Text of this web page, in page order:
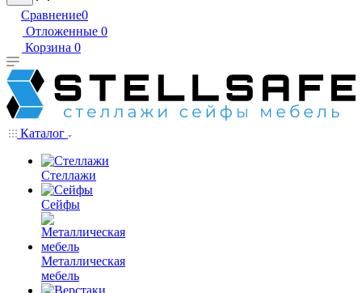
Сравнение0
Отложенные 0
Корзина 0
Каталог
Стеллажи
Сейфы
Металлическая
мебель